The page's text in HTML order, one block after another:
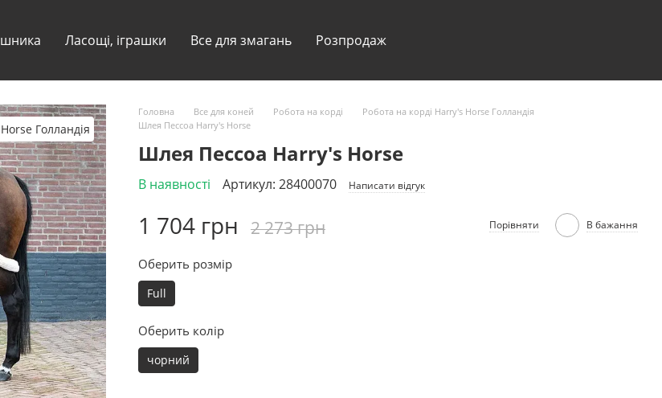
Ласощі, іграшки Все для змагань Розпродаж
Головна Все для коней Робота на корді
Робота на корді Harry's Horse Голландія
Шлея Пессоа Harry's Horse
Шлея Пессоа Harry's Horse
В наявності Артикул: 28400070 Написати відгук
1 704 грн 2 273 грн Порівняти В бажання
Оберить розмір
Full
Оберить колір
чорний